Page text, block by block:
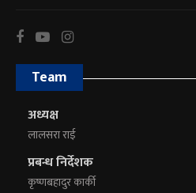
Team
अध्यक्ष
लालसरा राई
प्रबन्ध निर्देशक
कृष्णबहादुर कार्की